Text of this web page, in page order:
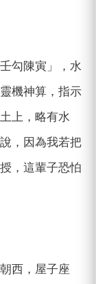
勾陳寅」，水
機神算，指示
上，略有水
，因為我若把
，這輩子恐怕
西，屋子座